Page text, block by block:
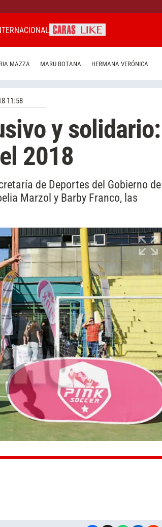
MAZZA MARU BOTANA HERMANA VERÓNICA
11:58
y solidario:
2018
de Deportes del Gobierno de
Marzol y Barby Franco, las